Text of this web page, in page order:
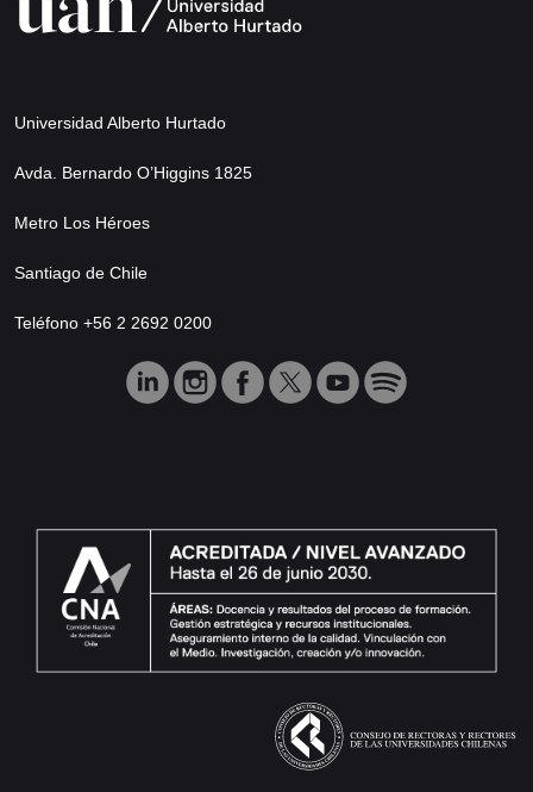
Universidad Alberto Hurtado
Avda. Bernardo O’Higgins 1825
Metro Los Héroes
Santiago de Chile
Teléfono +56 2 2692 0200